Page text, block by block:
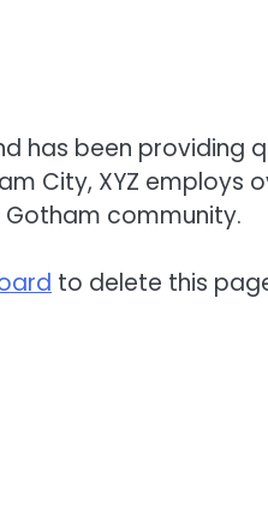
has been providing
City, XYZ employs
community.
to delete this